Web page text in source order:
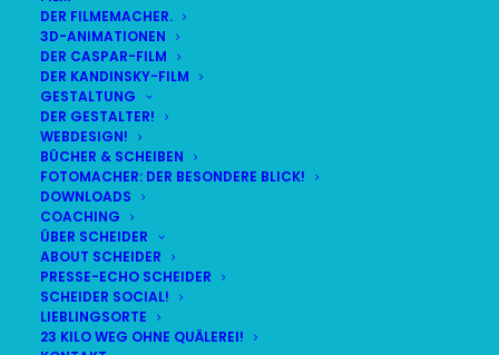
DER FILMEMACHER.
3D-ANIMATIONEN
DER CASPAR-FILM
DER KANDINSKY-FILM
GESTALTUNG
DER GESTALTER!
WEBDESIGN!
BÜCHER & SCHEIBEN
FOTOMACHER: DER BESONDERE BLICK!
DOWNLOADS
COACHING
ÜBER SCHEIDER
ABOUT SCHEIDER
PRESSE-ECHO SCHEIDER
SCHEIDER SOCIAL!
LIEBLINGSORTE
23 KILO WEG OHNE QUÄLEREI!
© STEFAN SCHEIDER
LIVE(alle Termine
DEMNÄCHST:
SO
09
AUG
BR24 | 18.30 UHR
BR MÜNCHEN FREIMANN